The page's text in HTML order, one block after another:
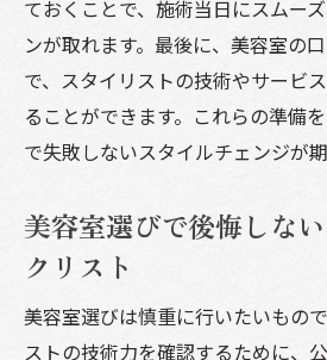
ておくことで、施術当日にスムー
ンが取れます。最後に、美容室の
で、スタイリストの技術やサービ
ることができます。これらの準備
で失敗しないスタイルチェンジが期
美容室選びで後悔しな
クリスト
美容室選びは慎重に行いたいもの
ストの技術力を確認するために、